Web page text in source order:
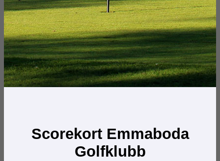
Scorekort Emmaboda
Golfklubb